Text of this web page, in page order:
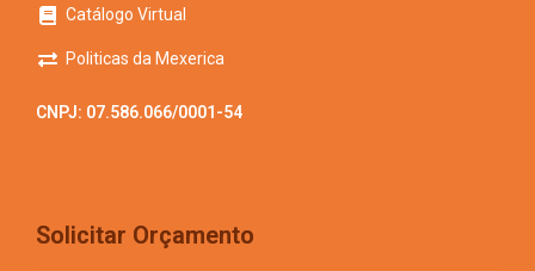
Catálogo Virtual
Politicas da Mexerica
CNPJ: 07.586.066/0001-54
Solicitar Orçamento